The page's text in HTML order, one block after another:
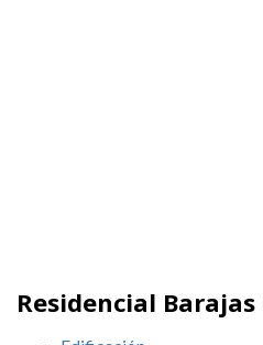
Residencial